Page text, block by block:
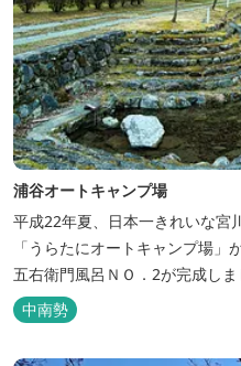
浦谷オートキャンプ場
平成22年夏、日本一きれいな宮
「うらたにオートキャンプ場
五右衛門風呂ＮＯ．2が完成し
す。中には腰掛けもあり、ゆっ
す。ひのきの香り漂う特製五右
せんか？ 同時にデッキ付ひの
中南勢